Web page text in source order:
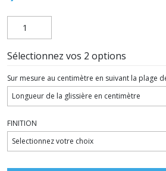
Sélectionnez vos 2 options
Sur mesure au centimètre en suivant la plage
FINITION